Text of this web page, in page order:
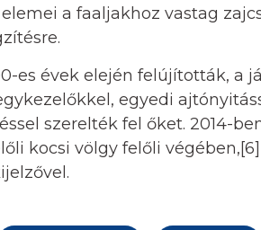
a faaljakhoz vastag
es évek elején felújították, a
egyedi
szerelték fel őket. 2014-
kocsi völgy felőli